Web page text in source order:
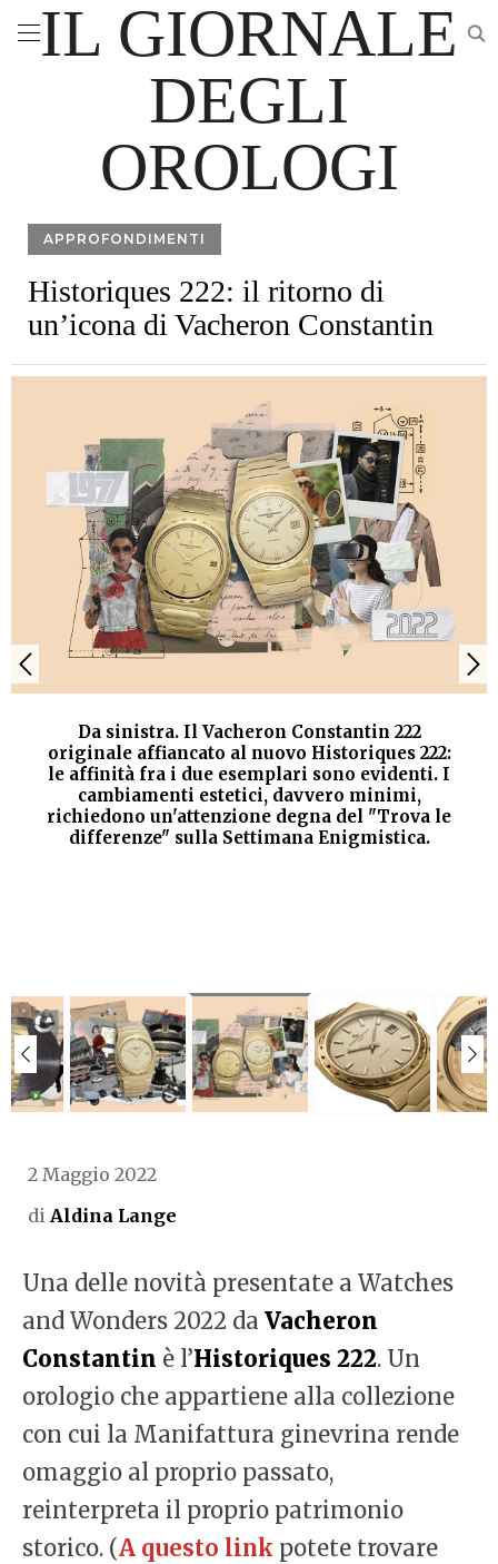
IL GIORNALE
DEGLI
OROLOGI
APPROFONDIMENTI
Historiques 222: il ritorno di
un’icona di Vacheron Constantin
Da sinistra. Il Vacheron Constantin 222
originale affiancato al nuovo Historiques 222:
le affinità fra i due esemplari sono evidenti. I
cambiamenti estetici, davvero minimi,
richiedono un'attenzione degna del "Trova le
differenze" sulla Settimana Enigmistica.
2 Maggio 2022
di Aldina Lange
Una delle novità presentate a Watches
and Wonders 2022 da Vacheron
Constantin è l’Historiques 222. Un
orologio che appartiene alla collezione
con cui la Manifattura ginevrina rende
omaggio al proprio passato,
reinterpreta il proprio patrimonio
storico. (A questo link potete trovare